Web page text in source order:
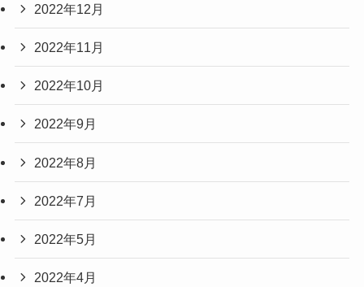
2022年12月
2022年11月
2022年10月
2022年9月
2022年8月
2022年7月
2022年5月
2022年4月